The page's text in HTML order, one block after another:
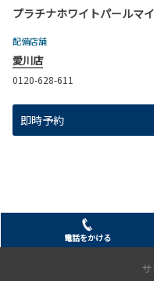
プラチナホワイトパールマ
配備店舗
愛川店
0120-628-611
即時予約
電話をかける